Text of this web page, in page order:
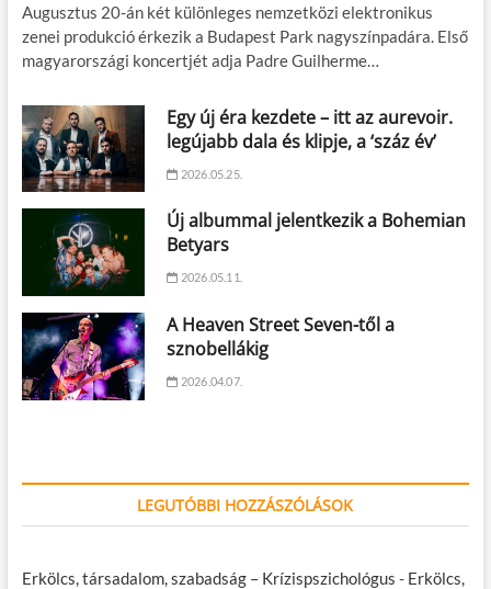
Augusztus 20-án két különleges nemzetközi elektronikus
zenei produkció érkezik a Budapest Park nagyszínpadára. Első
magyarországi koncertjét adja Padre Guilherme…
Egy új éra kezdete – itt az aurevoir.
legújabb dala és klipje, a ‘száz év’
2026.05.25.
Új albummal jelentkezik a Bohemian
Betyars
2026.05.11.
A Heaven Street Seven-től a
sznobellákig
2026.04.07.
LEGUTÓBBI HOZZÁSZÓLÁSOK
Erkölcs, társadalom, szabadság – Krízispszichológus - Erkölcs,